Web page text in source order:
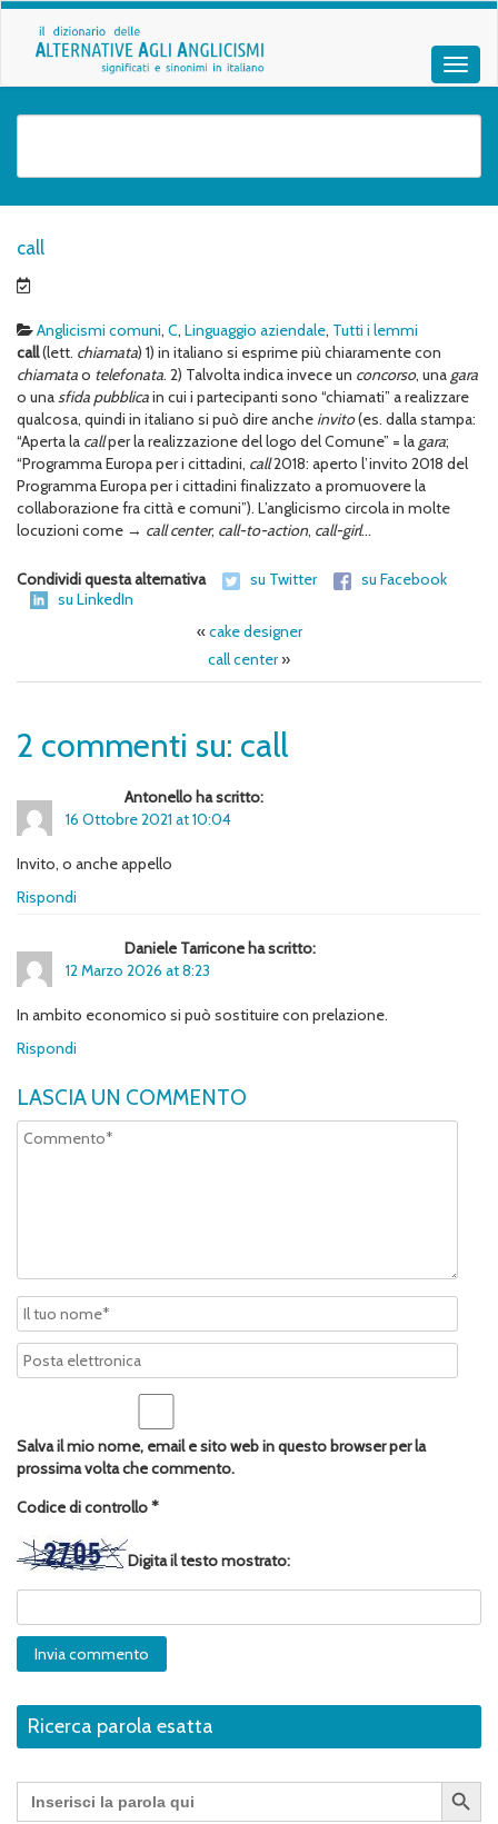
call
Anglicismi comuni, C, Linguaggio aziendale, Tutti i lemmi
call(lett. chiamata) 1) in italiano si esprime più chiaramente con
chiamatao telefonata. 2) Talvolta indica invece un concorso, una gara
o unasfida pubblicain cui i partecipanti sono “chiamati” a realizzare
qualcosa, quindi in italiano si può dire anche invito(es. dalla stampa:
“Aperta la callper la realizzazione del logo del Comune” = la gara;
“Programma Europa per i cittadini, call2018: aperto l’invito 2018 del
Programma Europa per i cittadini finalizzato a promuovere la
collaborazione fra città e comuni”). L’anglicismo circola in molte
locuzioni come → call center, call-to-action, call-girl…
Condividi questa alternativa su Twitter
su Facebook
su LinkedIn
«cake designer
call center»
2 commenti su: call
Antonello ha scritto:
16 Ottobre 2021 at 10:04
Invito, o anche appello
Rispondi
Daniele Tarricone ha scritto:
12 Marzo 2026 at 8:23
In ambito economico si può sostituire con prelazione.
Rispondi
LASCIA UN COMMENTO
Salva il mio nome, email e sito web in questo browser per la
prossima volta che commento.
Codice di controllo*
Digita il testo mostrato:
Ricerca parola esatta
Search
for:
Search Button